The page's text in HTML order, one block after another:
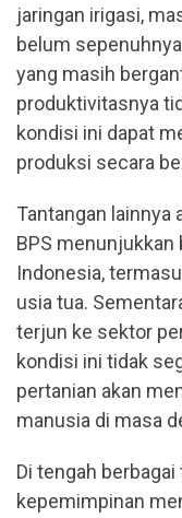
jaringan irigasi,
belum
yang masih
produktivitasnya
kondisi ini dapat
produksi secara
Tantangan lainnya
BPS menunjukkan
Indonesia,
usia tua.
terjun ke sektor
kondisi ini tidak
pertanian akan
manusia di masa
Di tengah
kepemimpinan